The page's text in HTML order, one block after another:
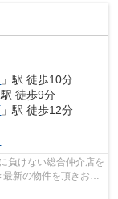
」駅 徒歩10分
駅 徒歩9分
」駅 徒歩12分
負けない総合仲介店を
新の物件を頂きお客